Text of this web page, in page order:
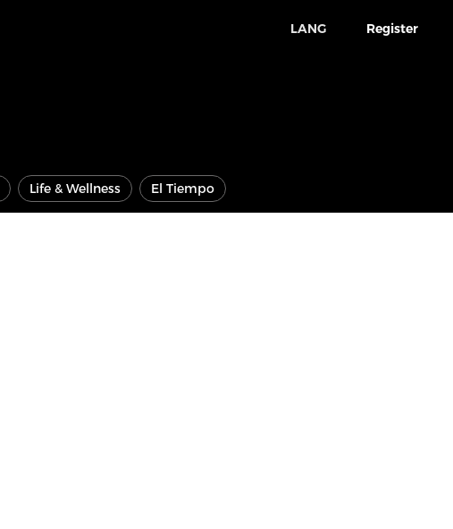
LANG Register
Life & Wellness El Tiempo